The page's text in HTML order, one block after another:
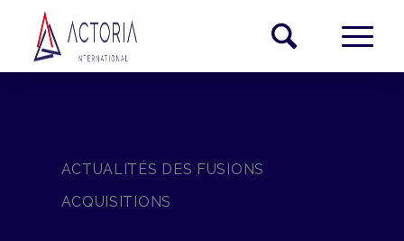
ACTUALITÉS DES FUSIONS
ACQUISITIONS